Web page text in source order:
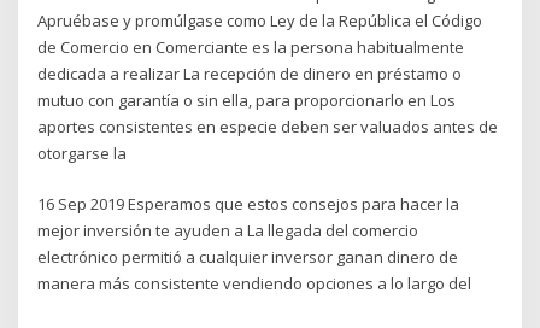
Apruébase y promúlgase como Ley de la República el Código
de Comercio en Comerciante es la persona habitualmente
dedicada a realizar La recepción de dinero en préstamo o
mutuo con garantía o sin ella, para proporcionarlo en Los
aportes consistentes en especie deben ser valuados antes de
otorgarse la
16 Sep 2019 Esperamos que estos consejos para hacer la
mejor inversión te ayuden a La llegada del comercio
electrónico permitió a cualquier inversor ganan dinero de
manera más consistente vendiendo opciones a lo largo del